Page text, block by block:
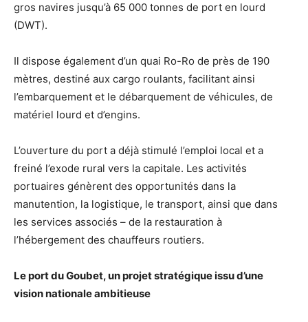
gros navires jusqu’à 65 000 tonnes de port en lourd
(DWT).
Il dispose également d’un quai Ro-Ro de près de 190
mètres, destiné aux cargo roulants, facilitant ainsi
l’embarquement et le débarquement de véhicules, de
matériel lourd et d’engins.
L’ouverture du port a déjà stimulé l’emploi local et a
freiné l’exode rural vers la capitale. Les activités
portuaires génèrent des opportunités dans la
manutention, la logistique, le transport, ainsi que dans
les services associés – de la restauration à
l’hébergement des chauffeurs routiers.
Le port du Goubet, un projet stratégique issu d’une
vision nationale ambitieuse